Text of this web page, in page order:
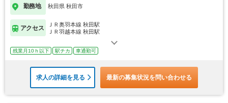
勤務地 秋田県 秋田市
アクセス
ＪＲ奥羽本線 秋田駅
ＪＲ羽越本線 秋田駅
残業月10ｈ以下 駅チカ 車通勤可
求人の詳細を見る 最新の募集状況を問い合わせる